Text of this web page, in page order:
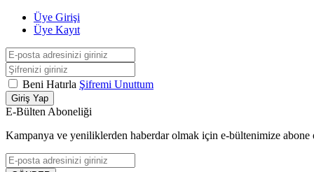
Üye Girişi
Üye Kayıt
Beni Hatırla Şifremi Unuttum
Giriş Yap
E-Bülten Aboneliği
Kampanya ve yeniliklerden haberdar olmak için e-bültenimize abone